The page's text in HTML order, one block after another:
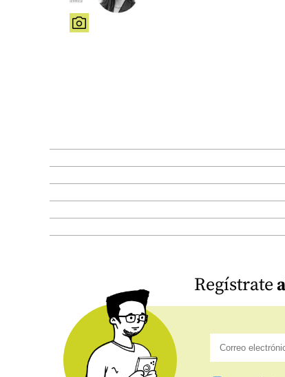
share
Regístrate